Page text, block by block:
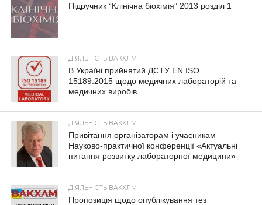
Підручник “Клінічна біохімія” 2013 розділ 1
ДІЯЛЬНІСТЬ ВАКХЛМ
В Україні прийнятий ДСТУ EN ISO
15189:2015 щодо медичних лабораторій та
медичних виробів
ДІЯЛЬНІСТЬ ВАКХЛМ
Привітання організаторам і учасникам
Науково-практичної конференції «Актуальні
питання розвитку лабораторної медицини»
ДІЯЛЬНІСТЬ ВАКХЛМ
Пропозиція щодо опублікування тез